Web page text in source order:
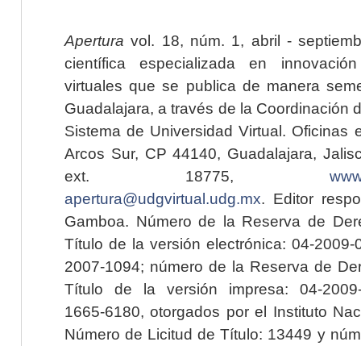
Apertura vol. 18, núm. 1, abril -
científica especializada en
virtuales que se publica de manera
Guadalajara, a través de la Coordinación
Sistema de Universidad Virtual. Oficinas
Arcos Sur, CP 44140, Guadalajara,
ext. 18775,
apertura@udgvirtual.udg.mx. Editor
Gamboa. Número de la Reserva de
Título de la versión electrónica: 04-2009-
2007-1094; número de la Reserva de
Título de la versión impresa: 04-2009-
1665-6180, otorgados por el Instituto
Número de Licitud de Título: 13449 y